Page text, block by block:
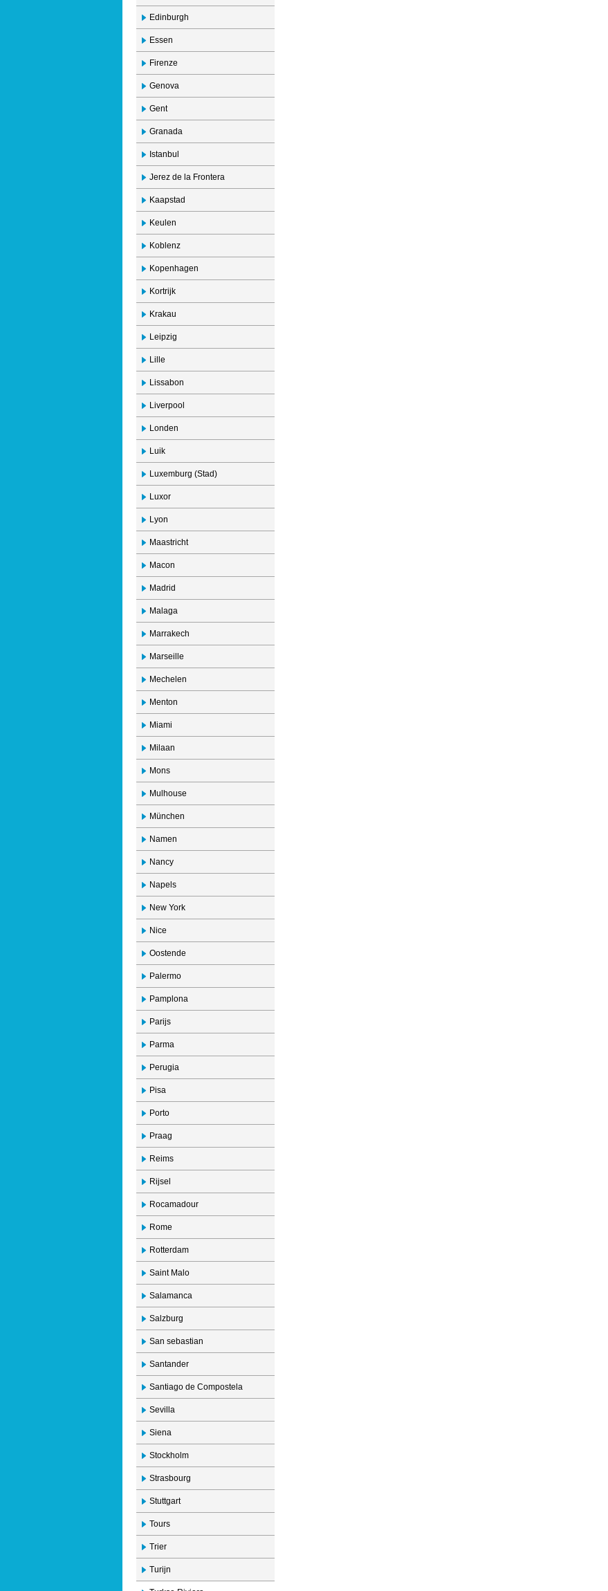
Edinburgh
Essen
Firenze
Genova
Gent
Granada
Istanbul
Jerez de la Frontera
Kaapstad
Keulen
Koblenz
Kopenhagen
Kortrijk
Krakau
Leipzig
Lille
Lissabon
Liverpool
Londen
Luik
Luxemburg (Stad)
Luxor
Lyon
Maastricht
Macon
Madrid
Malaga
Marrakech
Marseille
Mechelen
Menton
Miami
Milaan
Mons
Mulhouse
München
Namen
Nancy
Napels
New York
Nice
Oostende
Palermo
Pamplona
Parijs
Parma
Perugia
Pisa
Porto
Praag
Reims
Rijsel
Rocamadour
Rome
Rotterdam
Saint Malo
Salamanca
Salzburg
San sebastian
Santander
Santiago de Compostela
Sevilla
Siena
Stockholm
Strasbourg
Stuttgart
Tours
Trier
Turijn